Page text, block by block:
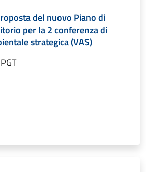
del nuovo Piano di
per la 2 conferenza di
strategica (VAS)